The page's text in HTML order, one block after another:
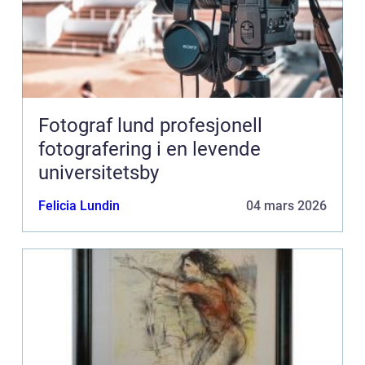
Fotograf lund profesjonell
fotografering i en levende
universitetsby
Felicia Lundin 04 mars 2026